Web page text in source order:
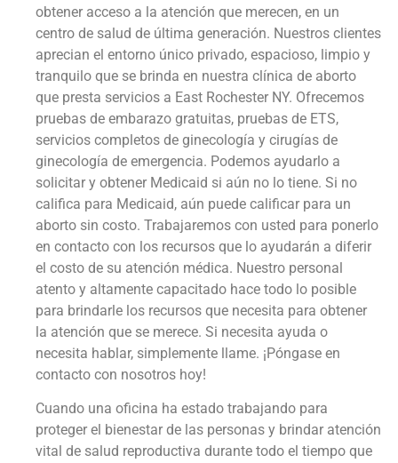
obtener acceso a la atención que merecen, en un
centro de salud de última generación. Nuestros clientes
aprecian el entorno único privado, espacioso, limpio y
tranquilo que se brinda en nuestra clínica de aborto
que presta servicios a East Rochester NY. Ofrecemos
pruebas de embarazo gratuitas, pruebas de ETS,
servicios completos de ginecología y cirugías de
ginecología de emergencia. Podemos ayudarlo a
solicitar y obtener Medicaid si aún no lo tiene. Si no
califica para Medicaid, aún puede calificar para un
aborto sin costo. Trabajaremos con usted para ponerlo
en contacto con los recursos que lo ayudarán a diferir
el costo de su atención médica. Nuestro personal
atento y altamente capacitado hace todo lo posible
para brindarle los recursos que necesita para obtener
la atención que se merece. Si necesita ayuda o
necesita hablar, simplemente llame. ¡Póngase en
contacto con nosotros hoy!
Cuando una oficina ha estado trabajando para
proteger el bienestar de las personas y brindar atención
vital de salud reproductiva durante todo el tiempo que